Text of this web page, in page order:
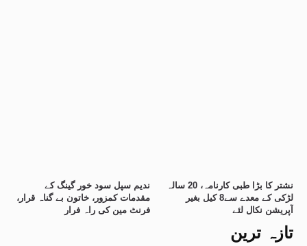
تازہ ترین
ندیم سپل سود خور گینگ کے
مقدمات کمزور، خاتون بے گناہ قرار،
فرنٹ مین کی راہ فرار
نشتر کا بڑا طبی کارنامہ، 20 سالہ
لڑکی کے معدے سے8 کیل بغیر
آپریشن نکال لئے